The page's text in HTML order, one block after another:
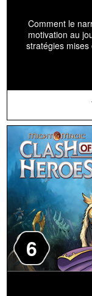
Comment le
motivation au
stratégies mises
6